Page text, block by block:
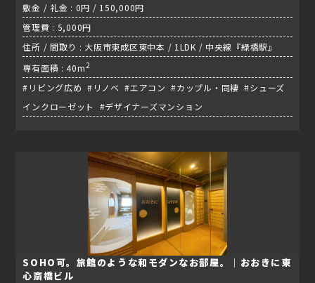
敷金 / 礼金 : 0円 / 150,000円
管理費 : 5,000円
住所 / 間取り : 大阪市東成区東中本 / 1LDK / 中央線『緑橋駅』
専有面積 : 40m2
#リビング広め #リノベ #エアコン #カップル・同棲 #シューズ
インクローゼット #デザイナーズマンション
SOHO可。旅館のような和モダンなお部屋。｜おおきに東
心斎橋ビル